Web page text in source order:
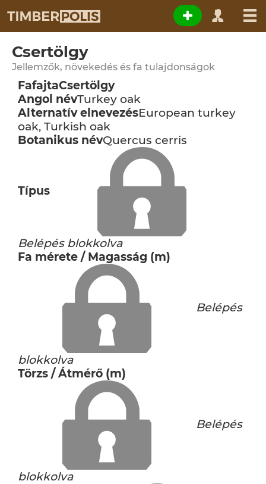
Csertölgy
Jellemzők, növekedés és fa tulajdonságok
FafajtaCsertölgy
Angol névTurkey oak
Alternatív elnevezésEuropean turkey
oak, Turkish oak
Botanikus névQuercus cerris
Típus
Belépés blokkolva
Fa mérete / Magasság (m)
Belépés
blokkolva
Törzs / Átmérő (m)
Belépés
blokkolva